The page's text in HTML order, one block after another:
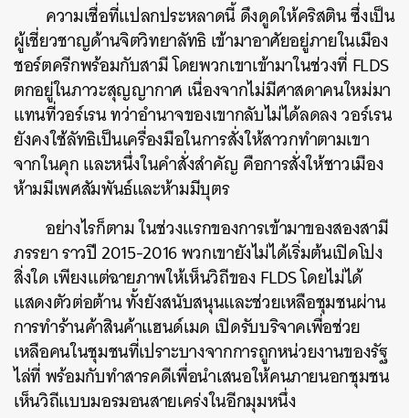
ความเชื่อที่แปลกประหลาดนี้ ดึงดูดให้คริสติน ซึ่งเป็น
ผู้เชี่ยวชาญด้านจิตวิทยาลัทธิ เข้ามาอาศัยอยู่ภายในเมือง
ชอร์ตครีกพร้อมกับสามี โดยพวกเขาเข้ามาในช่วงที่ FLDS
ตกอยู่ในภาวะสุญญากาศ เนื่องจากไม่มีศาสดาคนใหม่มา
แทนที่วอร์เรน ทว่าอำนาจของเขากลับไม่ได้ลดลง วอร์เรน
ยังคงใช้ลัทธิเป็นเครื่องมือในการสั่งให้สาวกทำตามเขา
จากในคุก และหนึ่งในคำสั่งสำคัญ คือการสั่งให้ชาวเมือง
ห้ามมีเพศสัมพันธ์และห้ามมีบุตร
อย่างไรก็ตาม ในช่วงแรกของการเข้ามาของสองสามี
ภรรยา ราวปี 2015-2016 พวกเขายังไม่ได้เริ่มต้นเปิดโปง
สิ่งใด เพียงแต่ฉายภาพให้เห็นวิถีของ FLDS โดยไม่ได้
แสดงตัวต่อต้าน ทั้งยังสนับสนุนและช่วยเหลือชุมชนผ่าน
การทำร้านค้าสินค้าแฮนด์เมด เปิดรับบริจาคเพื่อช่วย
เหลือคนในชุมชนที่เปราะบางจากการถูกหน่วยงานของรัฐ
ไล่ที่ พร้อมกับทำสารคดีเพื่อนำเสนอให้คนภายนอกชุมชน
เห็นวิถีแบบมอรมอนสายเคร่งในอีกมุมหนึ่ง